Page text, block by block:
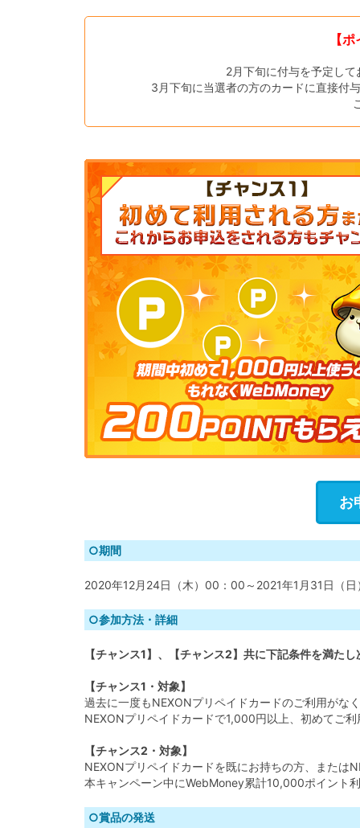
【
2月下旬に付与を予定し
3月下旬に当選者の方のカードに直接付
お
○期間
2020年12月24日（木）00：00～2021年1月31日（
○参加方法・詳細
【チャンス1】、【チャンス2】共に下記条件を満た
【チャンス1・対象】
過去に一度もNEXONプリペイドカードのご利用がな
NEXONプリペイドカードで1,000円以上、初めてご
【チャンス2・対象】
NEXONプリペイドカードを既にお持ちの方、または
本キャンペーン中にWebMoney累計10,000ポイント
○賞品の発送